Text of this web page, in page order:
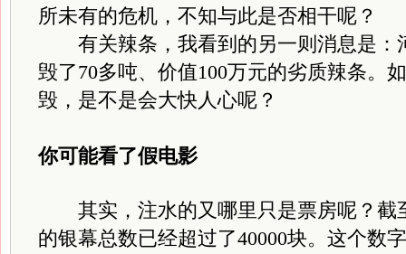
所未有的危机，不知与此是否相干呢？
有关辣条，我看到的另一则消息是：
毁了70多吨、价值100万元的劣质辣条。
毁，是不是会大快人心呢？
你可能看了假电影
其实，注水的又哪里只是票房呢？截
的银幕总数已经超过了40000块。这个数